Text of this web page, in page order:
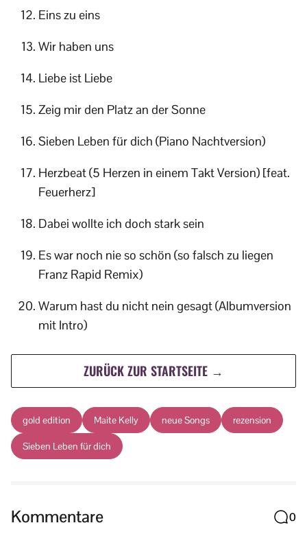
Eins zu eins
Wir haben uns
Liebe ist Liebe
Zeig mir den Platz an der Sonne
Sieben Leben für dich (Piano Nachtversion)
Herzbeat (5 Herzen in einem Takt Version) [feat.
Feuerherz]
Dabei wollte ich doch stark sein
Es war noch nie so schön (so falsch zu liegen
Franz Rapid Remix)
Warum hast du nicht nein gesagt (Albumversion
mit Intro)
ZURÜCK ZUR STARTSEITE →
gold edition Maite Kelly neue Songs rezension
Sieben Leben für dich
Kommentare 0